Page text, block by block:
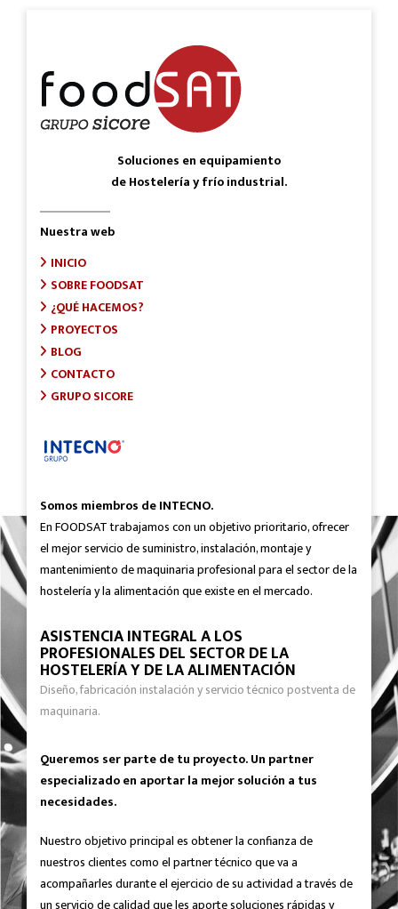
Soluciones en equipamiento
de Hostelería y frío industrial.
Nuestra web
INICIO
SOBRE FOODSAT
¿QUÉ HACEMOS?
PROYECTOS
BLOG
CONTACTO
GRUPO SICORE
Somos miembros de INTECNO.
En FOODSAT trabajamos con un objetivo prioritario, ofrecer
el mejor servicio de suministro, instalación, montaje y
mantenimiento de maquinaria profesional para el sector de la
hostelería y la alimentación que existe en el mercado.
ASISTENCIA INTEGRAL A LOS
PROFESIONALES DEL SECTOR DE LA
HOSTELERÍA Y DE LA ALIMENTACIÓN
Diseño, fabricación instalación y servicio técnico postventa de
maquinaria.
Queremos ser parte de tu proyecto. Un partner
especializado en aportar la mejor solución a tus
necesidades.
Nuestro objetivo principal es obtener la confianza de
nuestros clientes como el partner técnico que va a
acompañarles durante el ejercicio de su actividad a través de